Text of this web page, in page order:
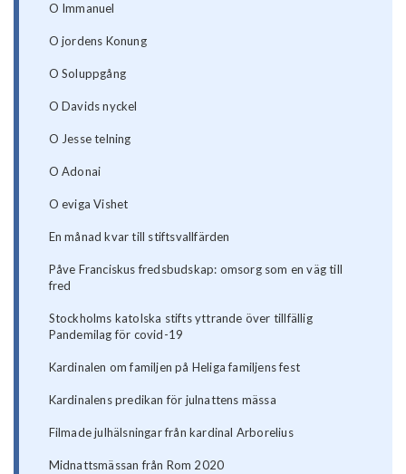
O Immanuel
O jordens Konung
O Soluppgång
O Davids nyckel
O Jesse telning
O Adonai
O eviga Vishet
En månad kvar till stiftsvallfärden
Påve Franciskus fredsbudskap: omsorg som en väg till
fred
Stockholms katolska stifts yttrande över tillfällig
Pandemilag för covid-19
Kardinalen om familjen på Heliga familjens fest
Kardinalens predikan för julnattens mässa
Filmade julhälsningar från kardinal Arborelius
Midnattsmässan från Rom 2020